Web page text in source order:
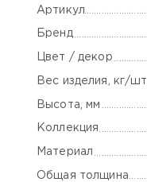
Артикул
Бренд
Цвет / декор
Вес изделия, кг/шт
Высота, мм
Коллекция
Материал
Общая толщина